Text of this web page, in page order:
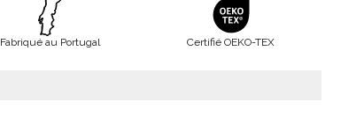
Fabriqué au Portugal Certifié OEKO-TEX